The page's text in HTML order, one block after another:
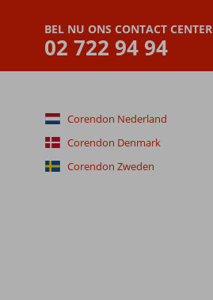
BEL NU ONS CONTACT CENTER
02 722 94 94
Corendon Nederland
Corendon Denmark
Corendon Zweden